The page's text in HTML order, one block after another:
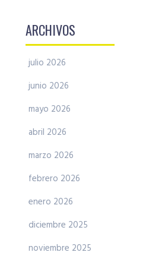
ARCHIVOS
julio 2026
junio 2026
mayo 2026
abril 2026
marzo 2026
febrero 2026
enero 2026
diciembre 2025
noviembre 2025